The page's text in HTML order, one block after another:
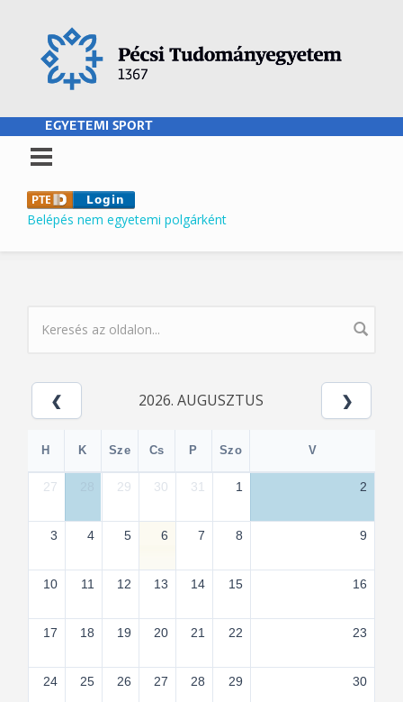
EGYETEMI SPORT
Belépés nem egyetemi polgárként
KERESÉS ŰRLAP
2026. AUGUSZTUS
H K Sze Cs P Szo V
27 29 30 31 1 2
3 4 5 6 7 8 9
10 11 12 13 14 15 16
17 18 19 20 21 22 23
24 25 26 27 28 29 30